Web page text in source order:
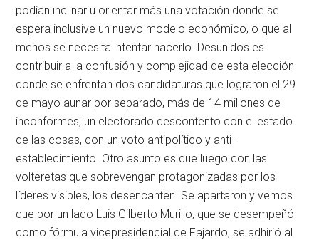
podían inclinar u orientar más una votación donde se
espera inclusive un nuevo modelo económico, o que al
menos se necesita intentar hacerlo. Desunidos es
contribuir a la confusión y complejidad de esta elección
donde se enfrentan dos candidaturas que lograron el 29
de mayo aunar por separado, más de 14 millones de
inconformes, un electorado descontento con el estado
de las cosas, con un voto antipolítico y anti-
establecimiento. Otro asunto es que luego con las
volteretas que sobrevengan protagonizadas por los
líderes visibles, los desencanten. Se apartaron y vemos
que por un lado Luis Gilberto Murillo, que se desempeñó
como fórmula vicepresidencial de Fajardo, se adhirió al